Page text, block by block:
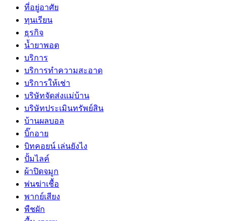
ที่อยู่อาศัย
ทุนเรียน
ธุรกิจ
น้ำยาพอต
บริการ
บริการทำความสะอาด
บริการให้เช่า
บริษัทจัดส่งแม่บ้าน
บริษัทประเมินทรัพย์สิน
บ้านผลบอล
บิ๊กอาย
บิทคอยน์ เล่นยังไง
ปั้มไลค์
ผ้าปิดจมูก
พ่นฆ่าเชื้อ
พากย์เสียง
พืชผัก